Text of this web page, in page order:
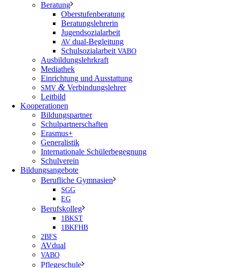
Beratung
Oberstufenberatung
Beratungslehrerin
Jugendsozialarbeit
AV dual-Begleitung
Schulsozialarbeit VABO
Ausbildungslehrkraft
Mediathek
Einrichtung und Ausstattung
SMV & Verbindungslehrer
Leitbild
Kooperationen
Bildungspartner
Schulpartnerschaften
Erasmus+
Generalistik
Internationale Schülerbegegnung
Schulverein
Bildungsangebote
Berufliche Gymnasien
SGG
EG
Berufskolleg
1BKST
1BKFHB
2BFS
AVdual
VABO
Pflegeschule